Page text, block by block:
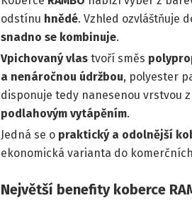
odstínu hnědé. Vzhled ozvláštňuje
snadno se kombinuje.
Vpichovaný vlas tvoří směs
a nenáročnou údržbou, polyester
disponuje tedy nanesenou vrstvou
podlahovým vytápěním.
Jedná se o praktický a odolnější
ekonomická varianta do
Největší benefity koberce